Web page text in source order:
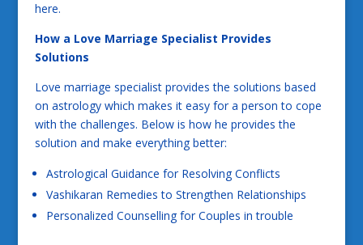
here.
How a Love Marriage Specialist Provides
Solutions
Love marriage specialist provides the solutions based
on astrology which makes it easy for a person to cope
with the challenges. Below is how he provides the
solution and make everything better:
Astrological Guidance for Resolving Conflicts
Vashikaran Remedies to Strengthen Relationships
Personalized Counselling for Couples in trouble